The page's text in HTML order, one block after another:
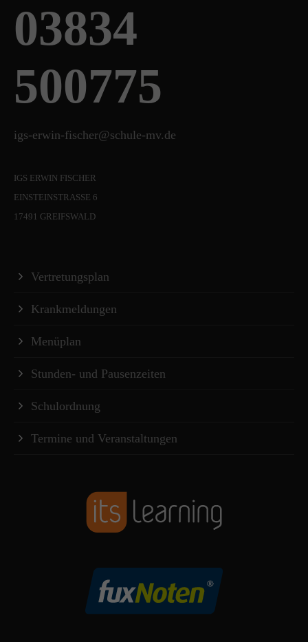
03834
500775
igs-erwin-fischer@schule-mv.de
IGS ERWIN FISCHER
EINSTEINSTRASSE 6
17491 GREIFSWALD
Vertretungsplan
Krankmeldungen
Menüplan
Stunden- und Pausenzeiten
Schulordnung
Termine und Veranstaltungen